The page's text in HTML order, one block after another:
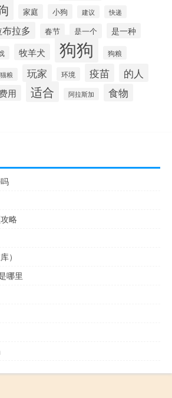
家庭 小狗 建议 快递
拉多 春节 是一个 是一种
牧羊犬 狗狗 狗粮
猫粮 玩家 环境 疫苗 的人
费用 适合 阿拉斯加 食物
略
）
哪里